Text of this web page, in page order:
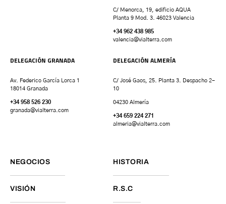
C/ Menorca, 19, edificio AQUA
Planta 9 Mod. 3. 46023 Valencia
+34 962 438 985
valencia@vialterra.com
DELEGACIÓN GRANADA
Av. Federico García Lorca 1
18014 Granada
+34 958 526 230
granada@vialterra.com
DELEGACIÓN ALMERÍA
C/ José Gaos, 25. Planta 3. Despacho 2-
10
04230 Almería
+34 659 224 271
almeria@vialterra.com
NEGOCIOS HISTORIA
VISIÓN R.S.C